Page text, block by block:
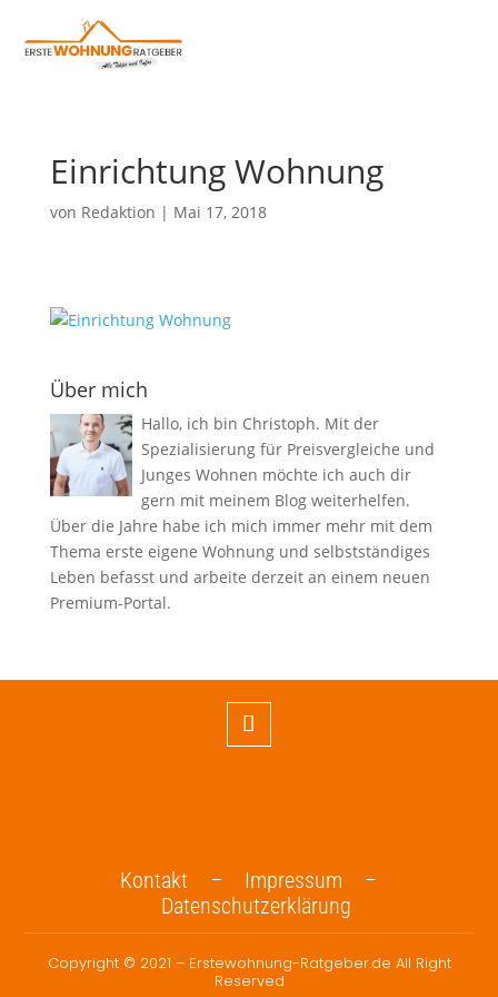
Einrichtung Wohnung
von Redaktion | Mai 17, 2018
Über mich
Hallo, ich bin Christoph. Mit der
Spezialisierung für Preisvergleiche und
Junges Wohnen möchte ich auch dir
gern mit meinem Blog weiterhelfen.
Über die Jahre habe ich mich immer mehr mit dem
Thema erste eigene Wohnung und selbstständiges
Leben befasst und arbeite derzeit an einem neuen
Premium-Portal.
Kontakt – Impressum –
Datenschutzerklärung
Copyright © 2021 – Erstewohnung-Ratgeber.de All Right
Reserved